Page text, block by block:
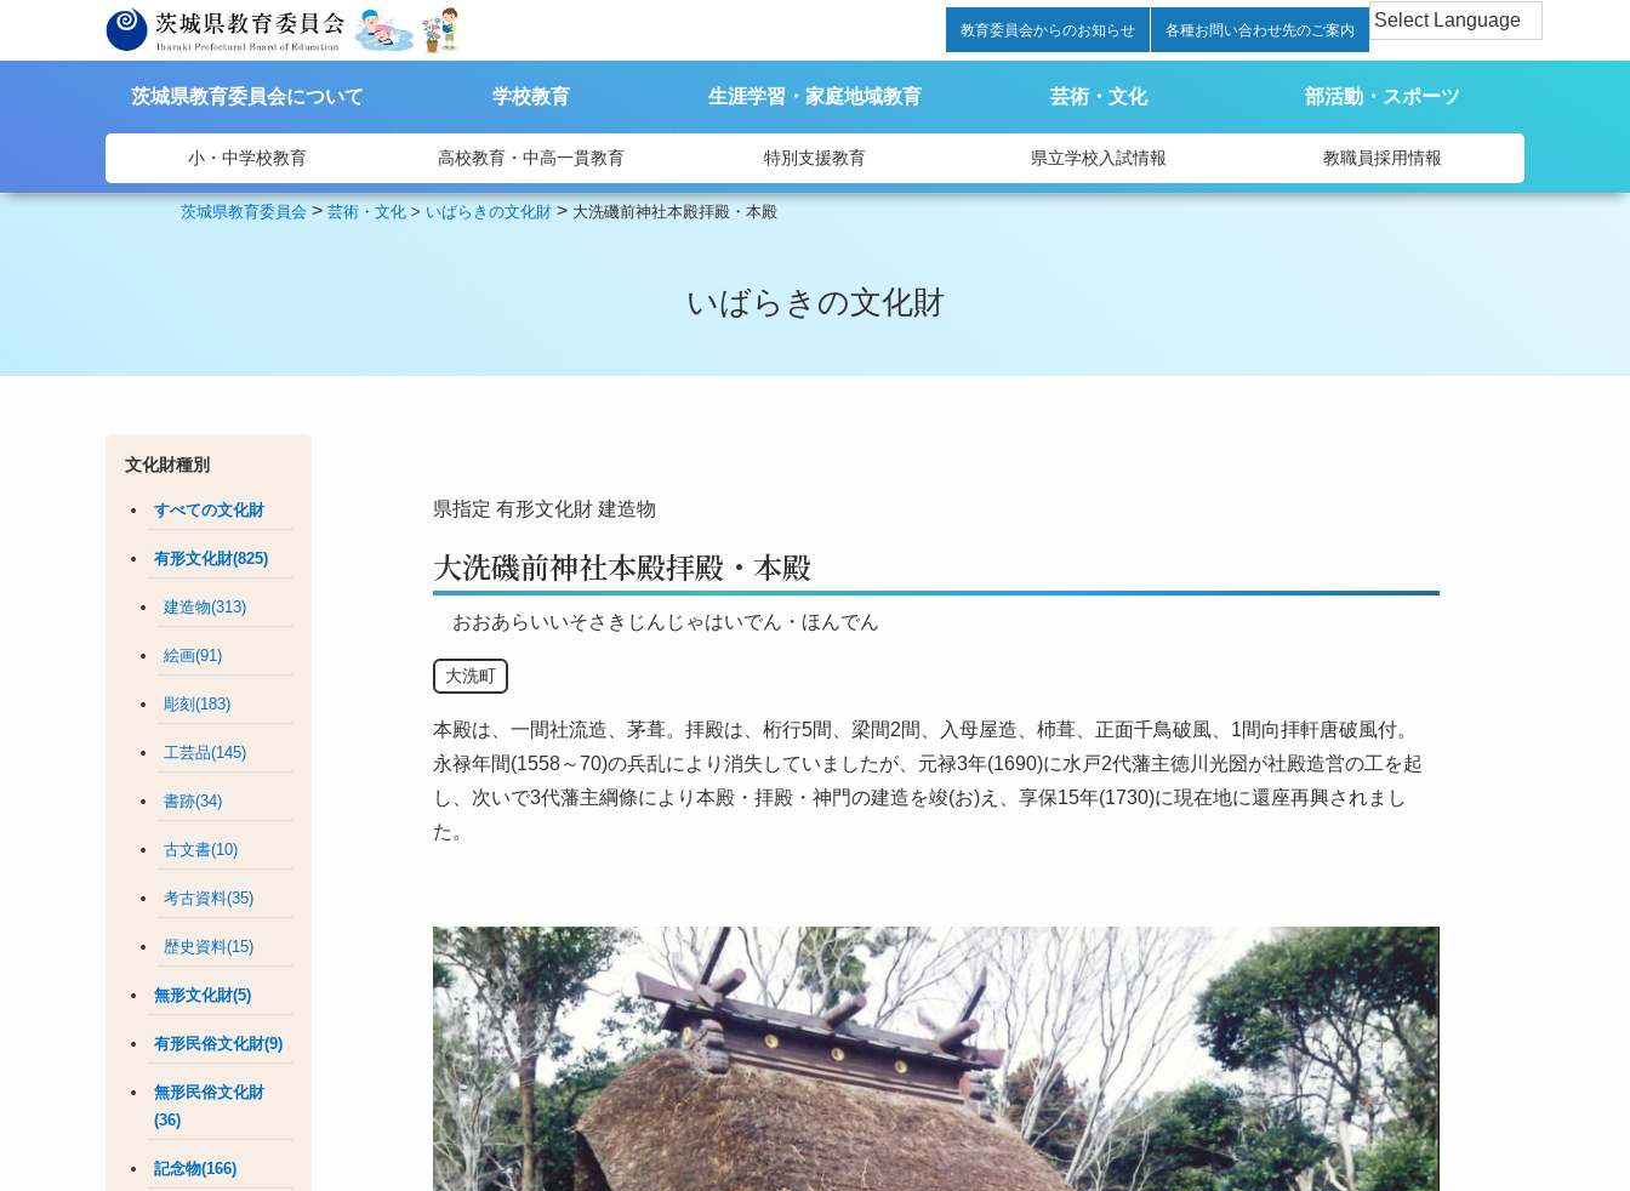
教育委員会からのお知らせ 各種お問い合わせ先のご案内
茨城県教育委員会について 学校教育 生涯学習・家庭地域教育 芸術・文化 部活動・スポーツ
小・中学校教育 高校教育・中高一貫教育 特別支援教育 県立学校入試情報 教職員採用情報
茨城県教育委員会 >芸術・文化 > いばらきの文化財 > 大洗磯前神社本殿拝殿・本殿
いばらきの文化財
文化財種別
すべての文化財
有形文化財(825)
建造物(313)
絵画(91)
彫刻(183)
工芸品(145)
書跡(34)
古文書(10)
考古資料(35)
歴史資料(15)
無形文化財(5)
有形民俗文化財(9)
無形民俗文化財
(36)
記念物(166)
県指定 有形文化財 建造物
大洗磯前神社本殿拝殿・本殿
おおあらいいそさきじんじゃはいでん・ほんでん
大洗町
本殿は、一間社流造、茅葺。拝殿は、桁行5間、梁間2間、入母屋造、杮葺、正面千鳥破風、1間向拝軒唐破風付。
永禄年間(1558～70)の兵乱により消失していましたが、元禄3年(1690)に水戸2代藩主徳川光圀が社殿造営の工を起
し、次いで3代藩主綱條により本殿・拝殿・神門の建造を竣(お)え、享保15年(1730)に現在地に還座再興されまし
た。